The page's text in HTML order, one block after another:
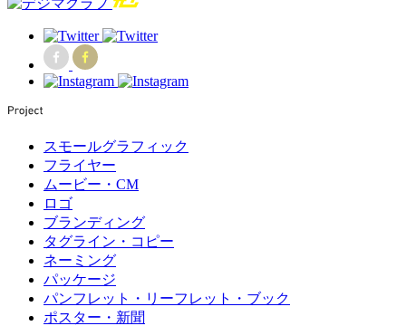
スモールグラフィック
フライヤー
ムービー・CM
ロゴ
ブランディング
タグライン・コピー
ネーミング
パッケージ
パンフレット・リーフレット・ブック
ポスター・新聞